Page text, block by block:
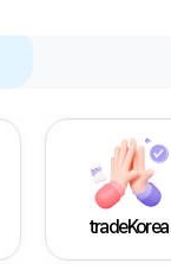
tradeKorea